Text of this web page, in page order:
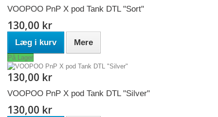
VOOPOO PnP X pod Tank DTL "Sort"
130,00 kr
Læg i kurv Mere
På Lager
130,00 kr
VOOPOO PnP X pod Tank DTL "Silver"
130,00 kr